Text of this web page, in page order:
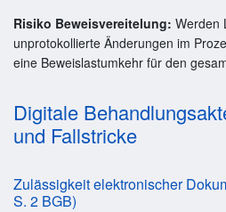
Risiko Beweisvereitelung: Werden
unprotokollierte Änderungen im
eine Beweislastumkehr für den
Digitale
und Fallstricke
Zulässigkeit elektronischer
S. 2 BGB)